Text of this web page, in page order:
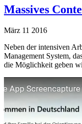
Massives
März 11 2016
Neben der intensiven
Management System,
die Möglichkeit geben